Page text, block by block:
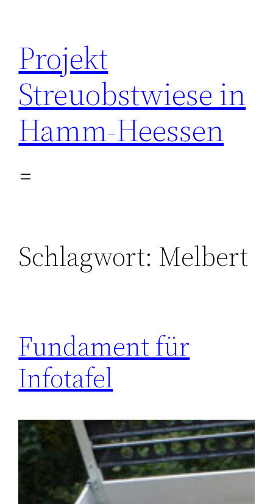
springen
Projekt
Streuobstwiese in
Hamm-Heessen
Schlagwort: Melbert
Fundament für
Infotafel